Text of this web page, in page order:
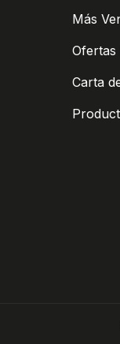
Más
Ofertas
Carta